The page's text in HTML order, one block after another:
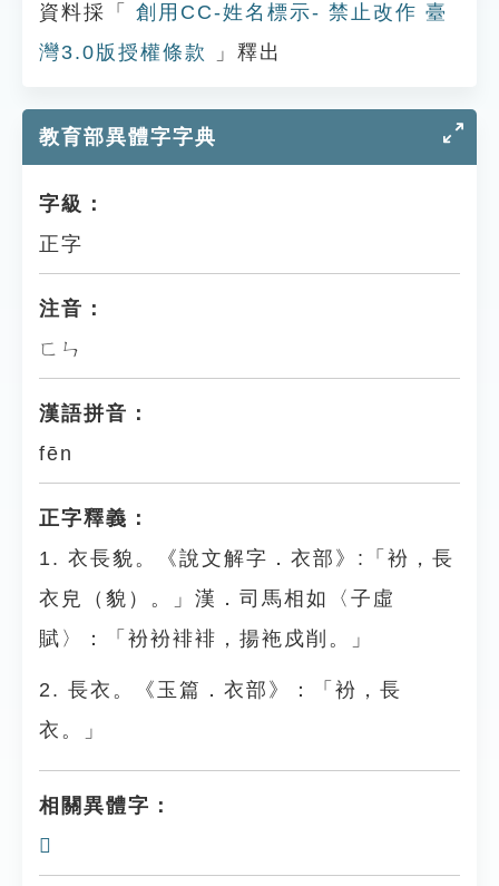
資料採「
創用CC-姓名標示- 禁止改作 臺
灣3.0版授權條款
」釋出
教育部異體字字典
字級：
正字
注音：
ㄈㄣ
漢語拼音：
fēn
正字釋義：
1. 衣長貌。《說文解字．衣部》:「衯，長
衣皃（貌）。」漢．司馬相如〈子虛
賦〉：「衯衯裶裶，揚袘戍削。」
2. 長衣。《玉篇．衣部》：「衯，長
衣。」
相關異體字：
𧘠